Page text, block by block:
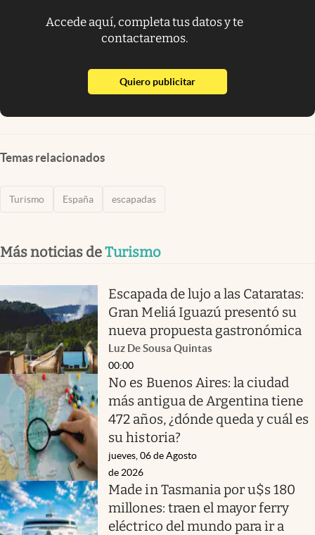
Accede aquí, completa tus datos y te
contactaremos.
Quiero publicitarabre en nueva pestaña
Temas relacionados
Turismo España escapadas
Más noticias deTurismo
Escapada de lujo a las Cataratas:
Gran Meliá Iguazú presentó su
nueva propuesta gastronómica
Luz De Sousa Quintas
00:00
No es Buenos Aires: la ciudad
más antigua de Argentina tiene
472 años, ¿dónde queda y cuál es
su historia?
jueves, 06 de Agosto
de 2026
Made in Tasmania por u$s 180
millones: traen el mayor ferry
eléctrico del mundo para ir a